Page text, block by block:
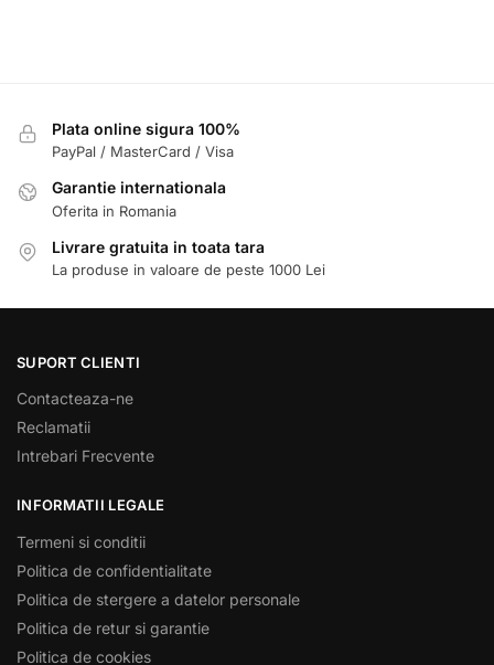
Plata online sigura 100%
PayPal / MasterCard / Visa
Garantie internationala
Oferita in Romania
Livrare gratuita in toata tara
La produse in valoare de peste 1000 Lei
SUPORT CLIENTI
Contacteaza-ne
Reclamatii
Intrebari Frecvente
INFORMATII LEGALE
Termeni si conditii
Politica de confidentialitate
Politica de stergere a datelor personale
Politica de retur si garantie
Politica de cookies